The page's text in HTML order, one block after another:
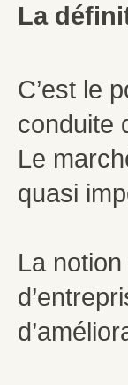
La
C’est le
conduite
Le
quasi
La